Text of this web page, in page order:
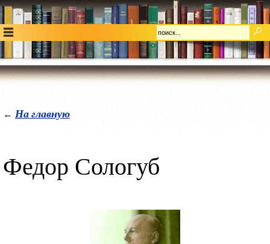
← На главную
Федор Сологуб